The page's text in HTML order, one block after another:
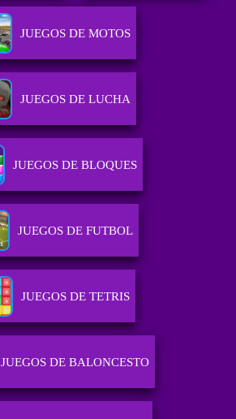
JUEGOS DE MOTOS
JUEGOS DE LUCHA
JUEGOS DE BLOQUES
JUEGOS DE FUTBOL
JUEGOS DE TETRIS
JUEGOS DE BALONCESTO